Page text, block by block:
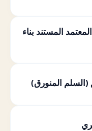
المستند بناء
المنورق)